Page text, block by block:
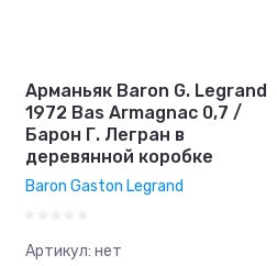
Арманьяк Baron G. Legrand
1972 Bas Armagnac 0,7 /
Барон Г. Легран в
деревянной коробке
Baron Gaston Legrand
Артикул: нет